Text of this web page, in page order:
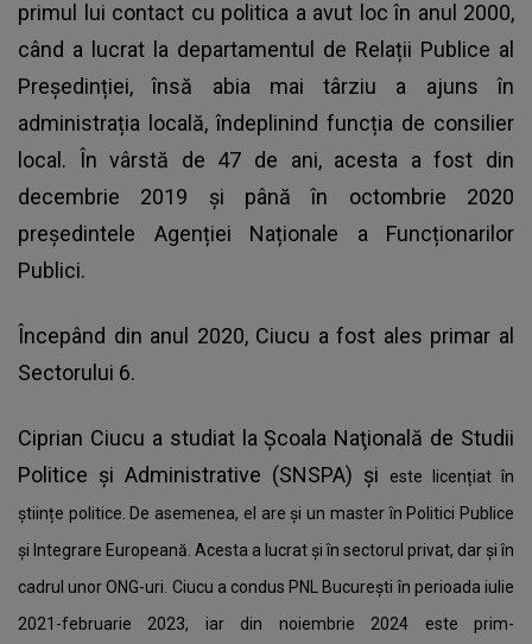
primul lui contact cu politica a avut loc în anul 2000,
când a lucrat la departamentul de Relații Publice al
Președinției, însă abia mai târziu a ajuns în
administrația locală, îndeplinind funcția de consilier
local. În vârstă de 47 de ani, acesta a fost din
decembrie 2019 și până în octombrie 2020
președintele Agenției Naționale a Funcționarilor
Publici.
Începând din anul 2020, Ciucu a fost ales primar al
Sectorului 6.
Ciprian Ciucu a studiat la Școala Naţională de Studii
Politice și Administrative (SNSPA) și
este licențiat în
științe politice. De asemenea, el are și un master în Politici Publice
şi Integrare Europeană. Acesta a lucrat și în sectorul privat, dar și în
cadrul unor ONG-uri. Ciucu a condus PNL București în perioada iulie
2021-februarie 2023, iar din noiembrie 2024 este prim-